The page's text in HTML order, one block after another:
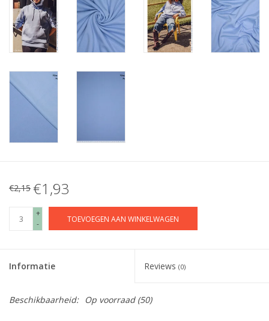
€2,15 €1,93
+
-
TOEVOEGEN AAN WINKELWAGEN
Informatie Reviews (0)
Beschikbaarheid: Op voorraad(50)